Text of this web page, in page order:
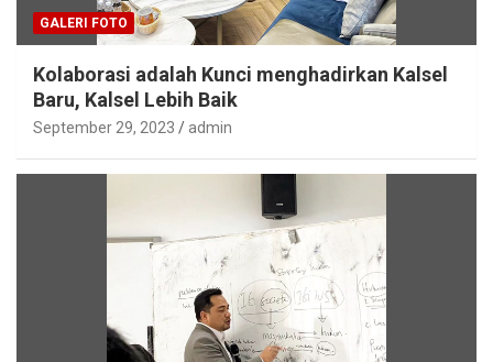
GALERI FOTO
Kolaborasi adalah Kunci menghadirkan Kalsel
Baru, Kalsel Lebih Baik
September 29, 2023 admin